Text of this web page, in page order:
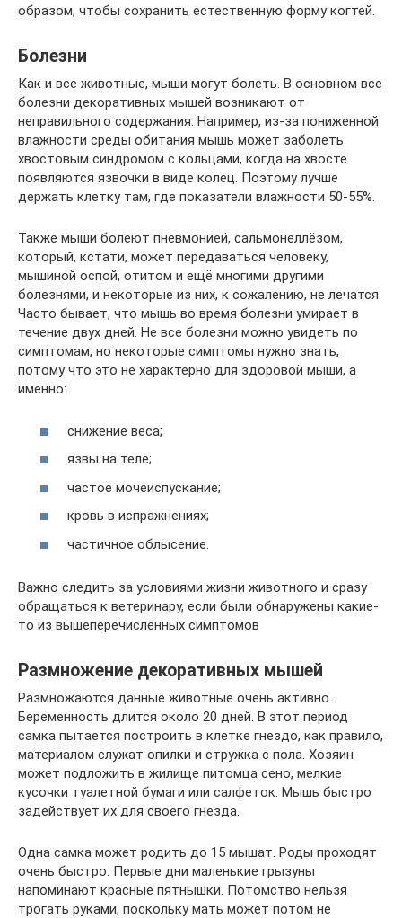
образом, чтобы сохранить естественную форму когтей.
Болезни
Как и все животные, мыши могут болеть. В основном все
болезни декоративных мышей возникают от
неправильного содержания. Например, из-за пониженной
влажности среды обитания мышь может заболеть
хвостовым синдромом с кольцами, когда на хвосте
появляются язвочки в виде колец. Поэтому лучше
держать клетку там, где показатели влажности 50-55%.
Также мыши болеют пневмонией, сальмонеллёзом,
который, кстати, может передаваться человеку,
мышиной оспой, отитом и ещё многими другими
болезнями, и некоторые из них, к сожалению, не лечатся.
Часто бывает, что мышь во время болезни умирает в
течение двух дней. Не все болезни можно увидеть по
симптомам, но некоторые симптомы нужно знать,
потому что это не характерно для здоровой мыши, а
именно:
снижение веса;
язвы на теле;
частое мочеиспускание;
кровь в испражнениях;
частичное облысение.
Важно следить за условиями жизни животного и сразу
обращаться к ветеринару, если были обнаружены какие-
то из вышеперечисленных симптомов
Размножение декоративных мышей
Размножаются данные животные очень активно.
Беременность длится около 20 дней. В этот период
самка пытается построить в клетке гнездо, как правило,
материалом служат опилки и стружка с пола. Хозяин
может подложить в жилище питомца сено, мелкие
кусочки туалетной бумаги или салфеток. Мышь быстро
задействует их для своего гнезда.
Одна самка может родить до 15 мышат. Роды проходят
очень быстро. Первые дни маленькие грызуны
напоминают красные пятнышки. Потомство нельзя
трогать руками, поскольку мать может потом не